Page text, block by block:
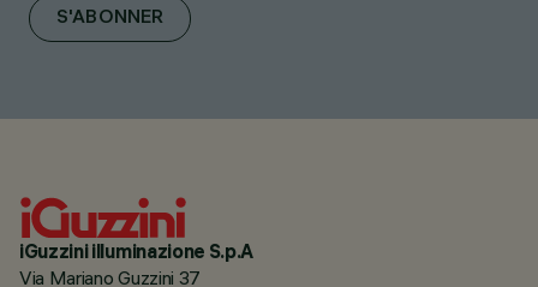
S'ABONNER
iGuzzini illuminazione S.p.A
Via Mariano Guzzini 37